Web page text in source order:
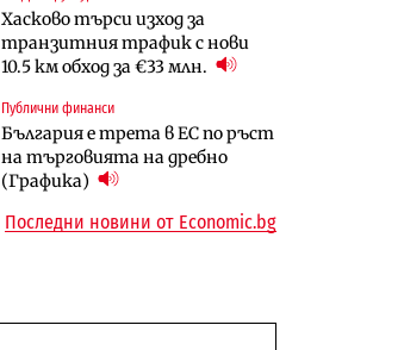
Хасково търси изход за
транзитния трафик с нови
10.5 км обход за €33 млн.
Публични финанси
България е трета в ЕС по ръст
на търговията на дребно
(Графика)
откажат напълно от Google
Общините вече зависят от
централната власт за 75% от
бюджетите си
население и все повече сгради
А1 отново е лидер при
технологичните компании и
системните интегратори
Последни новини от Economic.bg